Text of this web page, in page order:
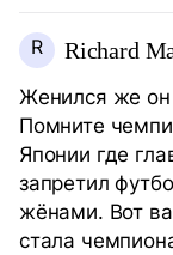
R Richard
Женился же он
Помните
Японии где
запретил
жёнами. Вот
стала